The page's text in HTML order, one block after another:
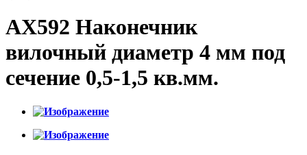
AX592 Наконечник
вилочный диаметр 4 мм под
сечение 0,5-1,5 кв.мм.